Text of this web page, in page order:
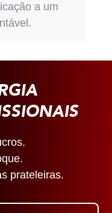
a um
prateleiras.